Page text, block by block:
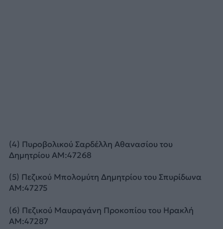
(4) Πυροβολικού Σαρδέλλη Αθανασίου του
Δημητρίου ΑΜ:47268
(5) Πεζικού Μπολομύτη Δημητρίου του Σπυρίδωνα
ΑΜ:47275
(6) Πεζικού Μαυραγάνη Προκοπίου του Ηρακλή
ΑΜ:47287